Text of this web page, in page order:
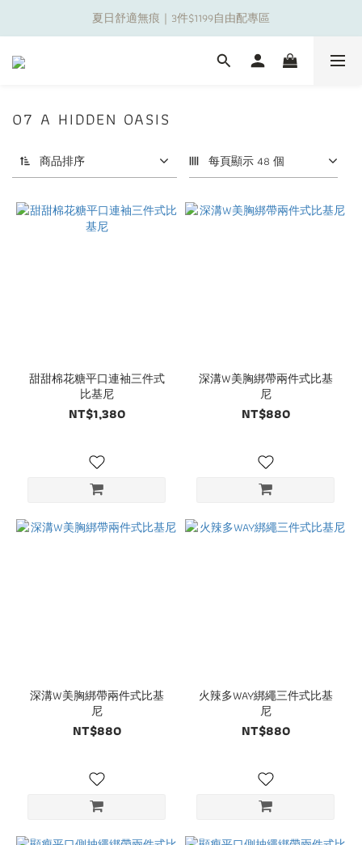
夏日舒適無痕｜3件$1199自由配專區
夏日舒適無痕｜3件$1199自由配專區
新朋友限定✨加入官方LINE領$50購物金
07 A HIDDEN OASIS
商品排序 每頁顯示 48 個
甜甜棉花糖平口連袖三件式
比基尼
NT$1,380
深溝W美胸綁帶兩件式比基
尼
NT$880
深溝W美胸綁帶兩件式比基
尼
NT$880
火辣多WAY綁繩三件式比基
尼
NT$880